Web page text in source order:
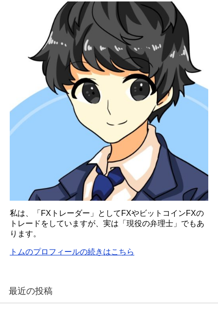
私は、「FXトレーダー」としてFXやビットコインFXの
トレードをしていますが、実は「現役の弁理士」でもあ
ります。
トムのプロフィールの続きはこちら
最近の投稿